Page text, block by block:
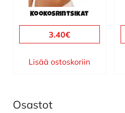
Kookosrintsikat
3.40€
Lisää ostoskoriin
Ensisijainen
Osastot